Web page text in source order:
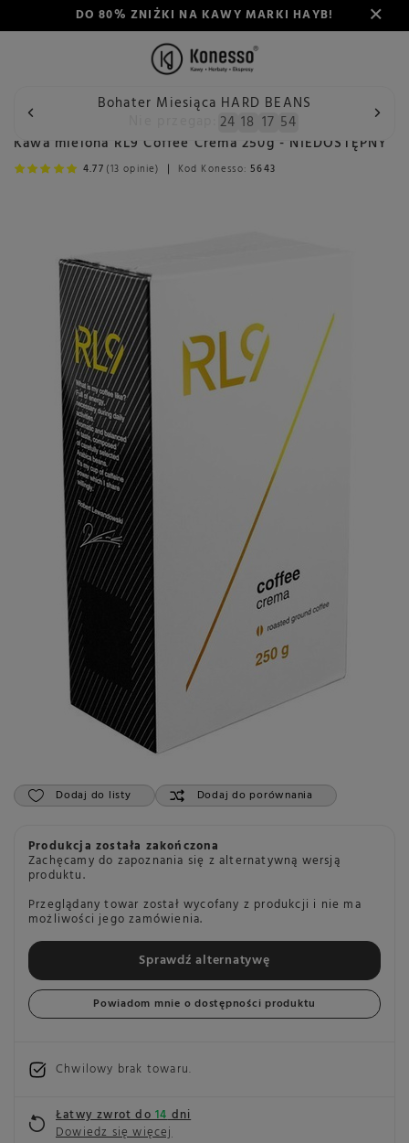
DO 80% ZNIŻKI NA KAWY MARKI HAYB!
Bohater Miesiąca HARD BEANS
24 18 17 53
Wstecz Konesso Kawa mielona RL9 Coffee Crema 250g -
Kawa mielona RL9 Coffee Crema 250g - NIEDOSTĘPNY
4.77 (13 opinie) Kod Konesso:5643
Dodaj do listy Dodaj do porównania
Produkcja została zakończona
Zachęcamy do zapoznania się z alternatywną wersją
produktu.
Przeglądany towar został wycofany z produkcji i nie ma
możliwości jego zamówienia.
Sprawdź alternatywę
Powiadom mnie o dostępności produktu
Chwilowy brak towaru
Łatwy zwrot do14dni
Dowiedz się więcej